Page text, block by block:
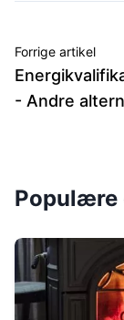
Forrige artikel
- Andre
Populære